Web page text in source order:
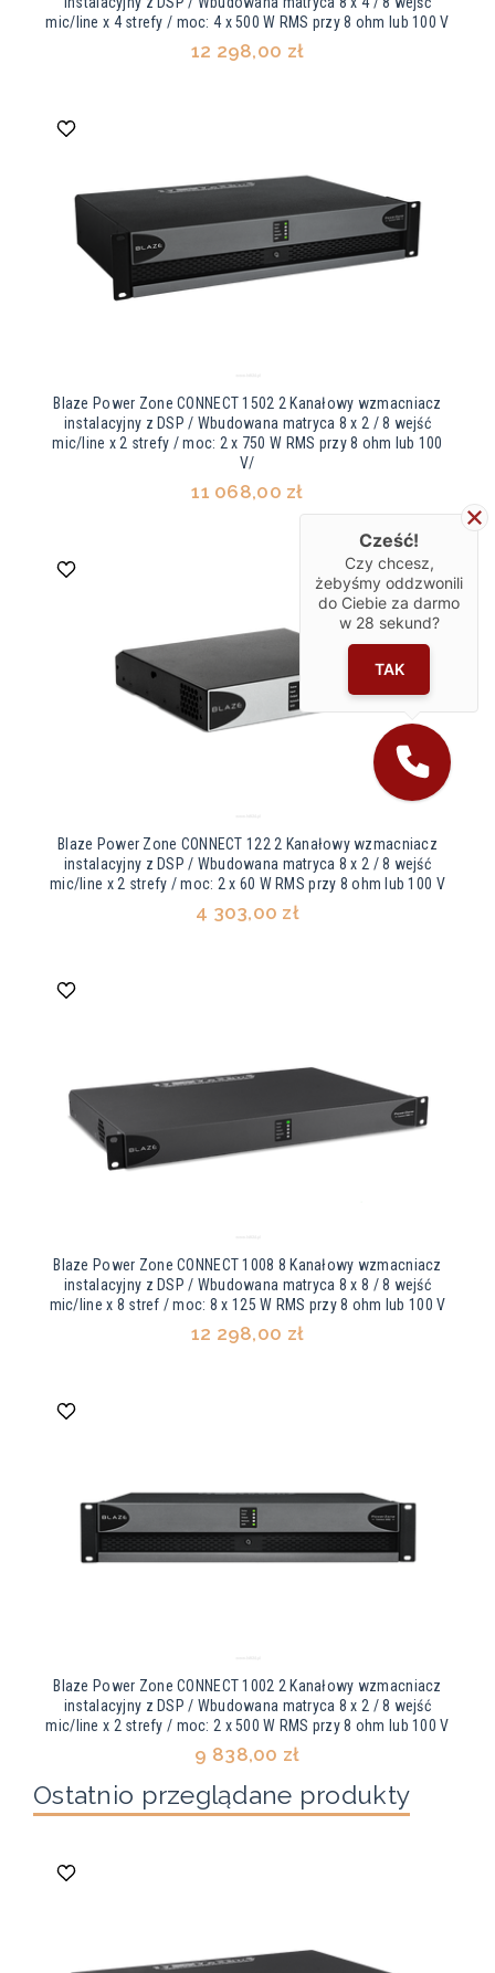
mic/line x 4 strefy / moc: 4 x 500 W RMS przy 8 ohm lub 100 V
12 298,00 zł
Blaze Power Zone CONNECT 1502 2 Kanałowy wzmacniacz
instalacyjny z DSP / Wbudowana matryca 8 x 2 / 8 wejść
mic/line x 2 strefy / moc: 2 x 750 W RMS przy 8 ohm lub 100
V/
11 068,00 zł
Blaze Power Zone CONNECT 122 2 Kanałowy wzmacniacz
instalacyjny z DSP / Wbudowana matryca 8 x 2 / 8 wejść
mic/line x 2 strefy / moc: 2 x 60 W RMS przy 8 ohm lub 100 V
4 303,00 zł
Blaze Power Zone CONNECT 1008 8 Kanałowy wzmacniacz
instalacyjny z DSP / Wbudowana matryca 8 x 8 / 8 wejść
mic/line x 8 stref / moc: 8 x 125 W RMS przy 8 ohm lub 100 V
12 298,00 zł
Blaze Power Zone CONNECT 1002 2 Kanałowy wzmacniacz
instalacyjny z DSP / Wbudowana matryca 8 x 2 / 8 wejść
mic/line x 2 strefy / moc: 2 x 500 W RMS przy 8 ohm lub 100 V
9 838,00 zł
Ostatnio przeglądane produkty
Cześć!
Czy chcesz,
żebyśmy oddzwonili
do Ciebie za darmo
w 28 sekund?
TAK